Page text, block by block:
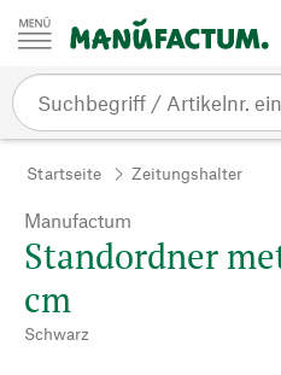
Zum Inhalt springen
Startseite Zeitungshalter
Manufactum
Standordner
cm
Schwarz